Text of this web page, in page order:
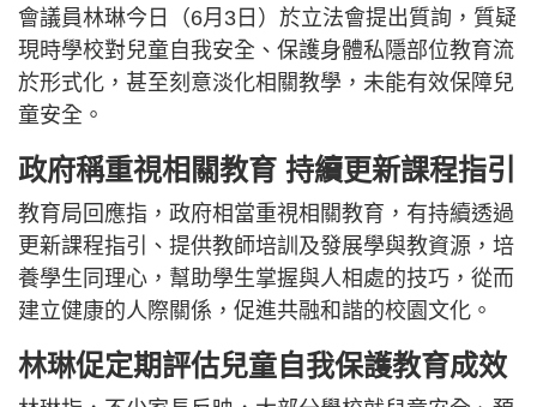
會議員林琳今日（6月3日）於立法會提出質詢，質疑
現時學校對兒童自我安全、保護身體私隱部位教育流
於形式化，甚至刻意淡化相關教學，未能有效保障兒
童安全。
政府稱重視相關教育 持續更新課程指引
教育局回應指，政府相當重視相關教育，有持續透過
更新課程指引、提供教師培訓及發展學與教資源，培
養學生同理心，幫助學生掌握與人相處的技巧，從而
建立健康的人際關係，促進共融和諧的校園文化。
林琳促定期評估兒童自我保護教育成效